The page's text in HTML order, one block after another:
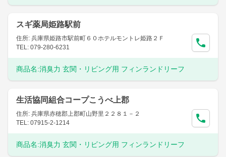
スギ薬局姫路駅前
住所: 兵庫県姫路市駅前町６０ホテルモントレ姫路２Ｆ
TEL: 079-280-6231
商品名:消臭力 玄関・リビング用 フィンランドリーフ
生活協同組合コープこうべ上郡
住所: 兵庫県赤穂郡上郡町山野里２２８１－２
TEL: 07915-2-1214
商品名:消臭力 玄関・リビング用 フィンランドリーフ